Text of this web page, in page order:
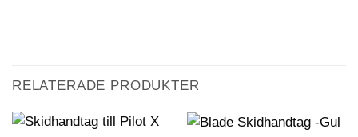
RELATERADE PRODUKTER